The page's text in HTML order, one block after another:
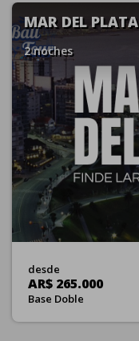
MAR DEL PLATA
2 noches
desde
AR$ 265.000
Base Doble